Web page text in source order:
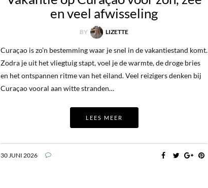
en veel afwisseling
BY LIZETTE
Curaçao is zo’n bestemming waar je snel in de vakantiestand komt.
Zodra je uit het vliegtuig stapt, voel je de warmte, de droge bries
en het ontspannen ritme van het eiland. Veel reizigers denken bij
Curaçao vooral aan witte stranden…
LEES MEER
30 JUNI 2026